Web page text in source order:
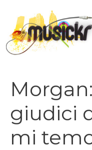
contenuto
giudici
mi